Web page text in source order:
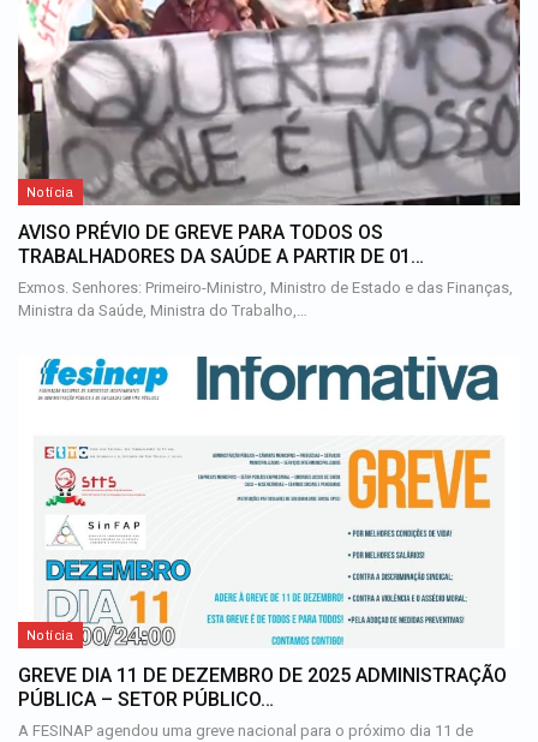
Notícia
AVISO PRÉVIO DE GREVE PARA TODOS OS
TRABALHADORES DA SAÚDE A PARTIR DE 01…
Exmos. Senhores: Primeiro-Ministro, Ministro de Estado e das Finanças,
Ministra da Saúde, Ministra do Trabalho,…
Notícia
GREVE DIA 11 DE DEZEMBRO DE 2025 ADMINISTRAÇÃO
PÚBLICA – SETOR PÚBLICO…
A FESINAP agendou uma greve nacional para o próximo dia 11 de